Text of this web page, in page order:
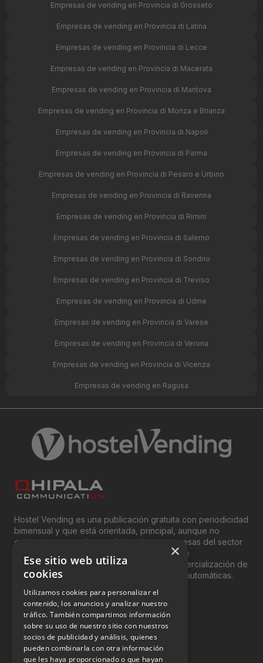
Empresas de vending en Provincia di Grosseto
Empresas de vending en Provincia di Latina
Empresas de vending en Provincia di Lecce
Empresas de vending en Provincia di Macerata
Empresas de vending en Provincia di Mantova
Empresas de vending en Provincia di Monza e Brianza
Empresas de vending en Provincia di Napoli
Empresas de vending en Provincia di Parma
Empresas de vending en Provincia di Pesaro e Urbino
Empresas de vending en Provincia di Ravenna
Empresas de vending en Provincia di Rimini
Empresas de vending en Provincia di Salerno
Empresas de vending en Provincia di Sondrio
Empresas de vending en Provincia di Treviso
Empresas de vending en Provincia di Udine
Empresas de vending en Provincia di Varese
Empresas de vending en Provincia di Verona
Empresas de vending en Provincia di Vicenza
Empresas de vending en Ragusa
Hostel Vending es una publicación gratuita con periodicidad
bimensual y que está orientada, principal, aunque no
exclusivamente, a los profesionales y empresas del sector
del “Vending”; nombre con el que se conoce
genéricamente entre profesionales a la comercialización de
productos y servicios a través de máquinas automáticas.
INFORMACIÓN LEGAL
Aviso Legal
Política de Privacidad
×
Ese sitio web utiliza
cookies
Utilizamos cookies para personalizar el
contenido, los anuncios y analizar nuestro
tráfico. También compartimos información
sobre su uso de nuestro sitio con nuestros
socios de publicidad y análisis, quienes
pueden combinarla con otra información
que les haya proporcionado o que hayan